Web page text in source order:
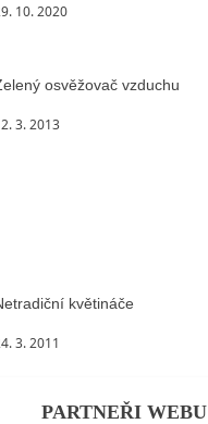
10. 2020
osvěžovač vzduchu
3. 2013
květináče
3. 2011
PARTNEŘI WEBU